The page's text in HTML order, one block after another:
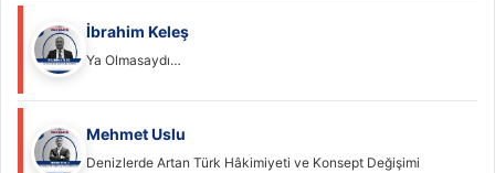
İbrahim Keleş
Ya Olmasaydı…
Mehmet Uslu
Denizlerde Artan Türk Hâkimiyeti ve Konsept Değişimi